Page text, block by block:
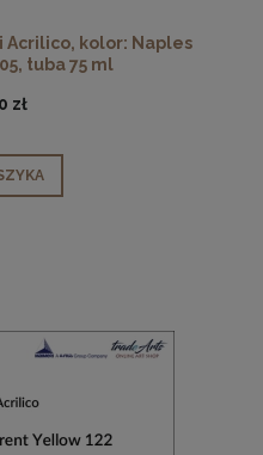
Acrilico, kolor: Naples
tuba 75 ml
zł